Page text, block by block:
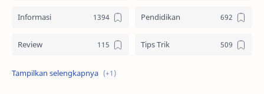
Informasi Pendidikan
Review Tips Trik
Tutorial